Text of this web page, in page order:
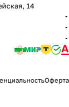
14
Оферта